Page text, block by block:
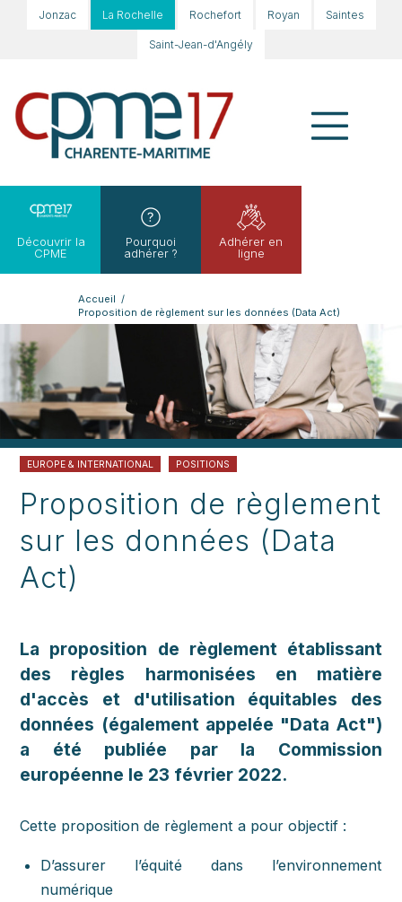
Jonzac La Rochelle Rochefort Royan Saintes
Saint-Jean-d'Angély
Découvrir la
CPME
Pourquoi
adhérer ?
Adhérer en
ligne
Accueil /
Proposition de règlement sur les données (Data Act)
EUROPE & INTERNATIONAL POSITIONS
Proposition de règlement
sur les données (Data
Act)
La proposition de règlement établissant
des règles harmonisées en matière
d'accès et d'utilisation équitables des
données (également appelée "Data Act")
a été publiée par la Commission
européenne le 23 février 2022.
Cette proposition de règlement a pour objectif :
D’assurer l’équité dans l’environnement
numérique